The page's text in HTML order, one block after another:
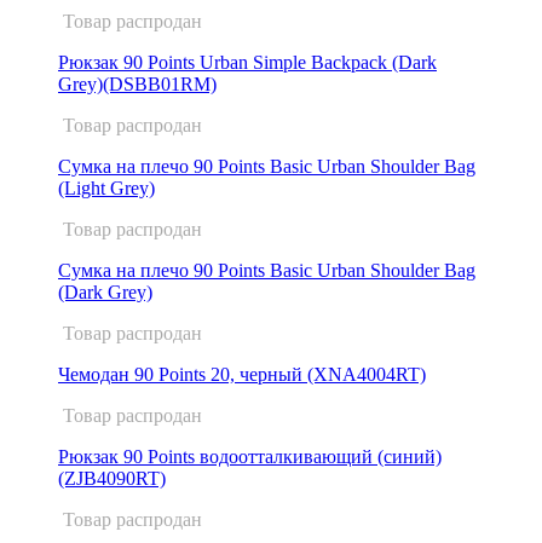
Товар распродан
Рюкзак 90 Points Urban Simple Backpack (Dark
Grey)(DSBB01RM)
Товар распродан
Сумка на плечо 90 Points Basic Urban Shoulder Bag
(Light Grey)
Товар распродан
Сумка на плечо 90 Points Basic Urban Shoulder Bag
(Dark Grey)
Товар распродан
Чемодан 90 Points 20, черный (XNA4004RT)
Товар распродан
Рюкзак 90 Points водоотталкивающий (синий)
(ZJB4090RT)
Товар распродан